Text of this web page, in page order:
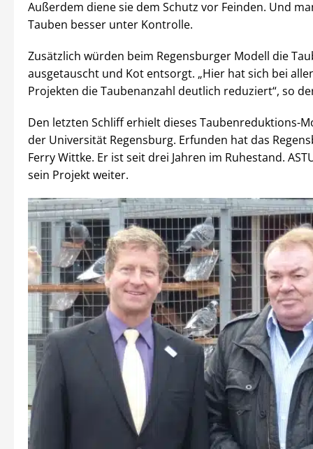
Außerdem diene sie dem Schutz vor Feinden. Und
Tauben besser unter Kontrolle.
Zusätzlich würden beim Regensburger Modell die
ausgetauscht und Kot entsorgt. „Hier hat sich bei
Projekten die Taubenanzahl deutlich reduziert“, so
Den letzten Schliff erhielt dieses Taubenreduktions-
der Universität Regensburg. Erfunden hat das
Ferry Wittke. Er ist seit drei Jahren im Ruhestand.
sein Projekt weiter.